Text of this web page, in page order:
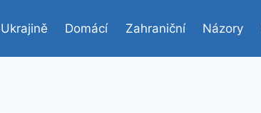
Domácí Zahraniční Názory